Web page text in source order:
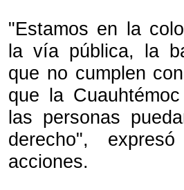
"Estamos en la
la vía pública, la
que no cumplen
que la
las personas
derecho",
acciones.